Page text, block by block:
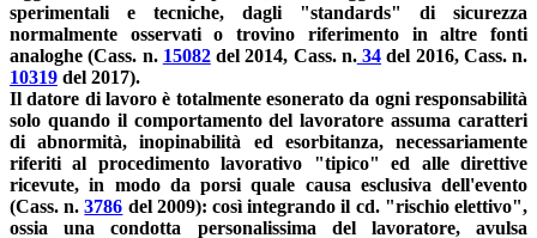
sperimentali e tecniche, dagli "standards" di sicurezza
normalmente osservati o trovino riferimento in altre fonti
analoghe (Cass. n. 15082del 2014, Cass. n.34 del 2016, Cass. n.
10319 del 2017).
Il datore di lavoro è totalmente esonerato da ogni responsabilità
solo quando il comportamento del lavoratore assuma caratteri
di abnormità, inopinabilità ed esorbitanza, necessariamente
riferiti al procedimento lavorativo "tipico" ed alle direttive
ricevute, in modo da porsi quale causa esclusiva dell'evento
(Cass. n.3786 del 2009): così integrando il cd. "rischio elettivo",
ossia una condotta personalissima del lavoratore, avulsa